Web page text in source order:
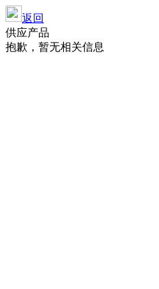
返回
供应产品
抱歉，暂无相关信息